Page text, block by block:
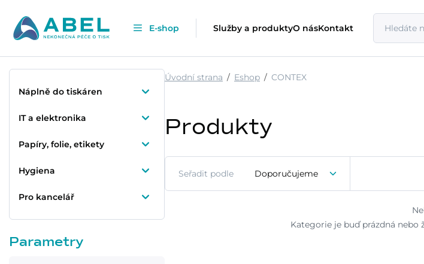
E-shop Služby a produktyO násKontakt
Náplně do tiskáren
IT a elektronika
Papíry, folie, etikety
Hygiena
Pro kancelář
Parametry
Úvodní strana Eshop CONTEX
Produkty
Seřadit podle Doporučujeme
Kategorie je buď prázdná